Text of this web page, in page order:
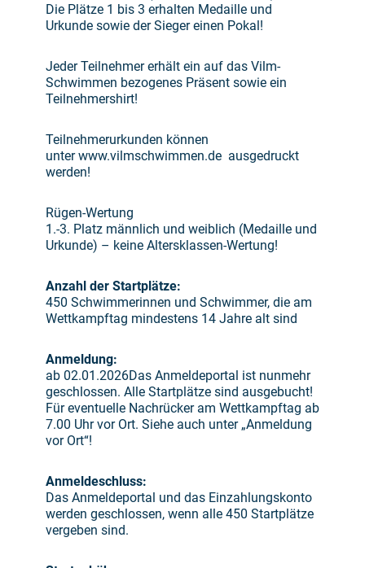
Die Plätze 1 bis 3 erhalten Medaille und
Urkunde sowie der Sieger einen Pokal!
Jeder Teilnehmer erhält ein auf das Vilm-
Schwimmen bezogenes Präsent sowie ein
Teilnehmershirt!
Teilnehmerurkunden können
unter www.vilmschwimmen.de ausgedruckt
werden!
Rügen-Wertung
1.-3. Platz männlich und weiblich (Medaille und
Urkunde) – keine Altersklassen-Wertung!
Anzahl der Startplätze:
450 Schwimmerinnen und Schwimmer, die am
Wettkampftag mindestens 14 Jahre alt sind
Anmeldung:
ab 02.01.2026Das Anmeldeportal ist nunmehr
geschlossen. Alle Startplätze sind ausgebucht!
Für eventuelle Nachrücker am Wettkampftag ab
7.00 Uhr vor Ort. Siehe auch unter „Anmeldung
vor Ort“!
Anmeldeschluss:
Das Anmeldeportal und das Einzahlungskonto
werden geschlossen, wenn alle 450 Startplätze
vergeben sind.